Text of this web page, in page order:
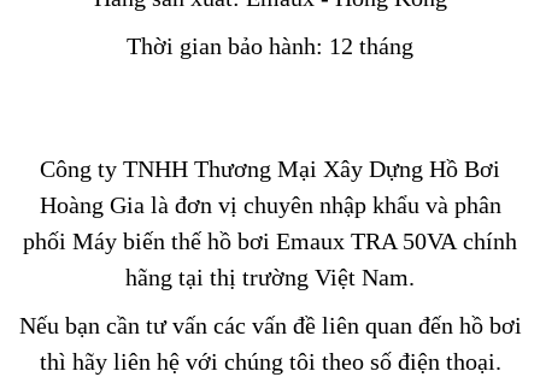
Thời gian bảo hành: 12 tháng
Công ty TNHH Thương Mại Xây Dựng Hồ Bơi
Hoàng Gia là đơn vị chuyên nhập khẩu và phân
phối Máy biến thế hồ bơi Emaux TRA 50VA chính
hãng tại thị trường Việt Nam.
Nếu bạn cần tư vấn các vấn đề liên quan đến hồ bơi
thì hãy liên hệ với chúng tôi theo số điện thoại.